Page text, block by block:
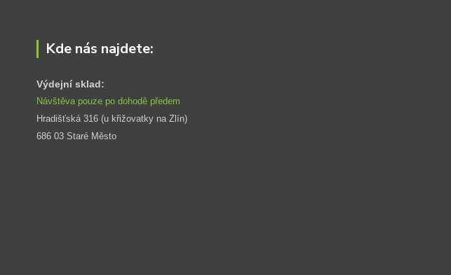
Kde nás najdete:
Výdejní sklad:
Návštěva pouze po dohodě předem
Hradišťská 316 (u křižovatky na Zlín)
686 03 Staré Město